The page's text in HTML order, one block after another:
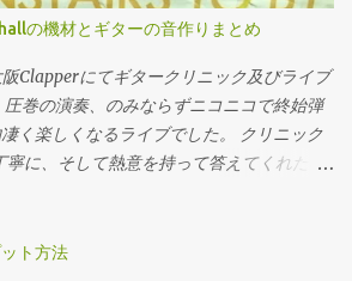
シック音楽というものは四声合唱の完成
ジャズはコードという土台に対して何を
いう目的で作られた物です。 この違い、
すと 禁則 すなわちやってはいけない事。
うからやっ...
別に4弦に太い弦を張れば良いし、という
ゃんとしたベースなら割と鳴るし。 スウ
ーズ、表現をしたい人。どうぞ多弦を使
の本数が足りないとそもそもその表現が
い事がそこにあるなら仕方無い。 低めで
。まぁこれも多弦導入には悪くない理由
に凝りたい人とか。 5弦がかっこいいと
の機材とギターの音作りまとめ
Clapperにてギタークリニック及びライブ
巻の演奏、のみならずニコニコで終始弾
く楽しくなるライブでした。 クリニック
寧に、そして熱意を持って答えてくれたの
び方などなど。 引用部分は本人の発言を
ト方法